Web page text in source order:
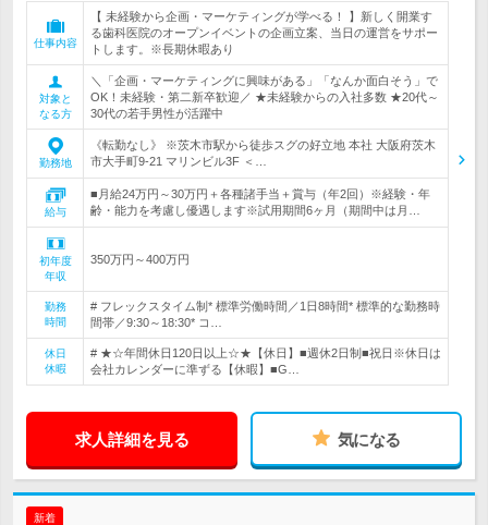
仕事内容
【 未経験から企画・マーケティングが学べる！ 】新しく開業す
る歯科医院のオープンイベントの企画立案、当日の運営をサポー
トします。※長期休暇あり
対象と
なる方
＼「企画・マーケティングに興味がある」「なんか面白そう」で
OK！未経験・第二新卒歓迎／ ★未経験からの入社多数 ★20代～
30代の若手男性が活躍中
勤務地
《転勤なし》 ※茨木市駅から徒歩スグの好立地 本社 大阪府茨木
市大手町9-21 マリンビル3F ＜…
給与
■月給24万円～30万円＋各種諸手当＋賞与（年2回）※経験・年
齢・能力を考慮し優遇します※試用期間6ヶ月（期間中は月…
初年度
年収
350万円～400万円
勤務
時間
# フレックスタイム制* 標準労働時間／1日8時間* 標準的な勤務時
間帯／9:30～18:30* コ…
休日
休暇
# ★☆年間休日120日以上☆★【休日】■週休2日制■祝日※休日は
会社カレンダーに準ずる【休暇】■G…
求人詳細を見る 気になる
新着